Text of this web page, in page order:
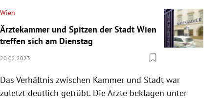
Wien
Ärztekammer und Spitzen der Stadt Wien
treffen sich am Dienstag
20.02.2023
Das Verhältnis zwischen Kammer und Stadt war
zuletzt deutlich getrübt. Die Ärzte beklagen unter